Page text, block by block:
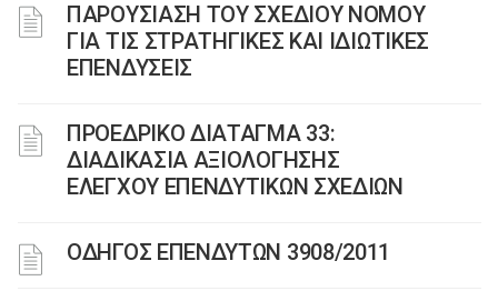
ΠΑΡΟΥΣΙΑΣΗ ΤΟΥ ΣΧΕΔΙΟΥ ΝΟΜΟΥ
ΓΙΑ ΤΙΣ ΣΤΡΑΤΗΓΙΚΕΣ ΚΑΙ ΙΔΙΩΤΙΚΕΣ
ΕΠΕΝΔΥΣΕΙΣ
ΠΡΟΕΔΡΙΚΟ ΔΙΑΤΑΓΜΑ 33:
ΔΙΑΔΙΚΑΣΙΑ ΑΞΙΟΛΟΓΗΣΗΣ
ΕΛΕΓΧΟΥ ΕΠΕΝΔΥΤΙΚΩΝ ΣΧΕΔΙΩΝ
ΟΔΗΓΟΣ ΕΠΕΝΔΥΤΩΝ 3908/2011